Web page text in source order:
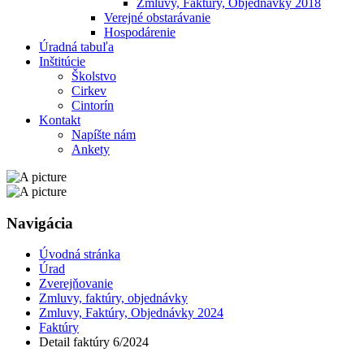
Verejné obstarávanie
Hospodárenie
Úradná tabuľa
Inštitúcie
Školstvo
Cirkev
Cintorín
Kontakt
Napíšte nám
Ankety
Navigácia
Úvodná stránka
Úrad
Zverejňovanie
Zmluvy, faktúry, objednávky
Zmluvy, Faktúry, Objednávky 2024
Faktúry
Detail faktúry 6/2024